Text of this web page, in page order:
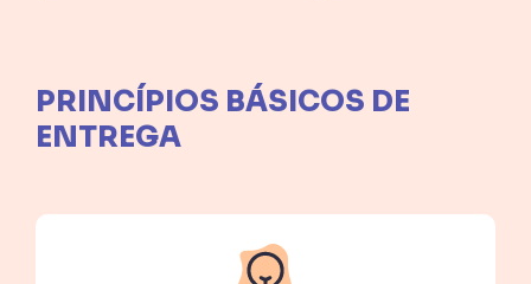
PRINCÍPIOS BÁSICOS DE
ENTREGA